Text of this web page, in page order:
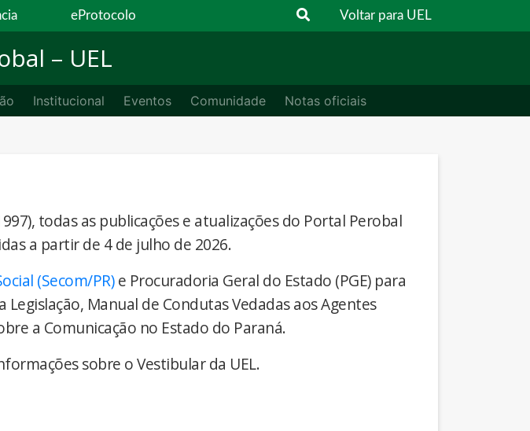
eProtocolo Voltar para UEL
– UEL
Institucional Eventos Comunidade Notas oficiais
todas as publicações e atualizações do Portal Perobal
a partir de 4 de julho de 2026.
(Secom/PR)e Procuradoria Geral do Estado (PGE) para
Manual de Condutas Vedadas aos Agentes
a Comunicação no Estado do Paraná.
sobre o Vestibular da UEL.